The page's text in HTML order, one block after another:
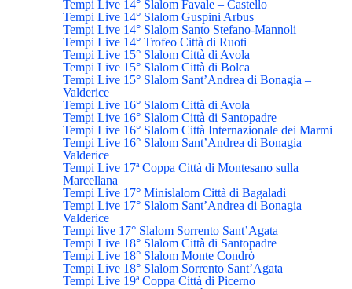
Tempi Live 14° Slalom Favale – Castello
Tempi Live 14° Slalom Guspini Arbus
Tempi Live 14° Slalom Santo Stefano-Mannoli
Tempi Live 14° Trofeo Città di Ruoti
Tempi Live 15° Slalom Città di Avola
Tempi Live 15° Slalom Città di Bolca
Tempi Live 15° Slalom Sant’Andrea di Bonagia –
Valderice
Tempi Live 16° Slalom Città di Avola
Tempi Live 16° Slalom Città di Santopadre
Tempi Live 16° Slalom Città Internazionale dei Marmi
Tempi Live 16° Slalom Sant’Andrea di Bonagia –
Valderice
Tempi Live 17ª Coppa Città di Montesano sulla
Marcellana
Tempi Live 17° Minislalom Città di Bagaladi
Tempi Live 17° Slalom Sant’Andrea di Bonagia –
Valderice
Tempi live 17° Slalom Sorrento Sant’Agata
Tempi Live 18° Slalom Città di Santopadre
Tempi Live 18° Slalom Monte Condrò
Tempi Live 18° Slalom Sorrento Sant’Agata
Tempi Live 19ª Coppa Città di Picerno